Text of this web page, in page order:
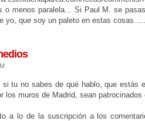
o menos paralela... Si Paul M. se
yo, que soy un paleto en estas
si tu no sabes de qué hablo, que estás
los muros de Madrid, sean patrocinados
a lo de la suscripción a los